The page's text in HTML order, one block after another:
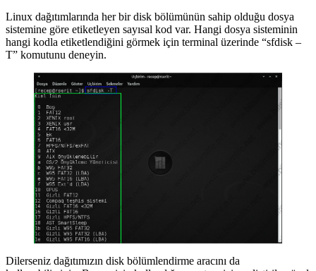
Linux dağıtımlarında her bir disk bölümünün sahip olduğu dosya
sistemine göre etiketleyen sayısal kod var. Hangi dosya sisteminin
hangi kodla etiketlendiğini görmek için terminal üzerinde “sfdisk –
T” komutunu deneyin.
Dilerseniz dağıtımızın disk bölümlendirme aracını da